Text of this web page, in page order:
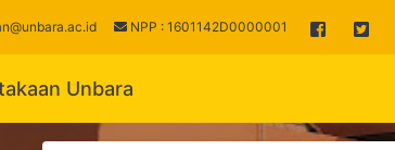
NPP : 1601142D0000001
Unbara